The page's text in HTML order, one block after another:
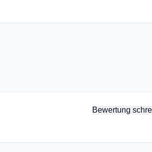
Bewertung